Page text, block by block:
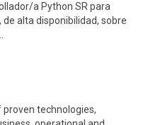
a Python SR para
alta disponibilidad, sobre
technologies,